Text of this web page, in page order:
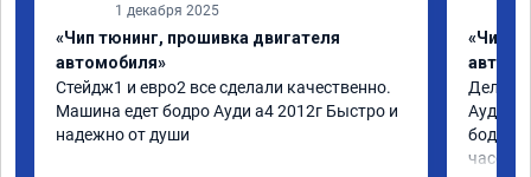
1 декабря 2025
«Чип тюнинг, прошивка двигателя
автомобиля»
Стейдж1 и евро2 все сделали качественно.
Машина едет бодро Ауди а4 2012г Быстро и
надежно от души
«Чип
Делал